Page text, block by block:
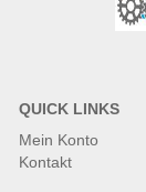
QUICK LINKS
Mein Konto
Kontakt